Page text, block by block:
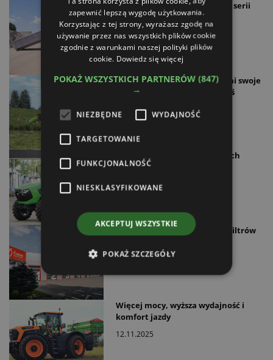
Udoskonalona kinematyka w serii
Cargo-LIFT
24.11.2025
Kategorie ciągników. Pokaż mi swoje
cechy, a powiem ci, kim jesteś
22.11.2025
Trendy w ciągnikach rolniczych
Regeneracja katalizatorów i filtrów
18.11.2025
Więcej mocy, wyższa wydajność i
komfort jazdy
12.11.2025
zapewnić lepszą wygodę użytkowania.
Korzystając z tej strony, wyrażasz zgodę na
używanie przez nas wszystkich plików cookie
zgodnie z warunkami naszej polityki plików
cookie. Dowiedz się więcej
POKAŻ WSZYSTKICH PARTNERÓW(847)
→
NIEZBĘDNE WYDAJNOŚĆ
TARGETOWANIE
FUNKCJONALNOŚĆ
NIESKLASYFIKOWANE
AKCEPTUJ WSZYSTKIE
POKAŻ SZCZEGÓŁY